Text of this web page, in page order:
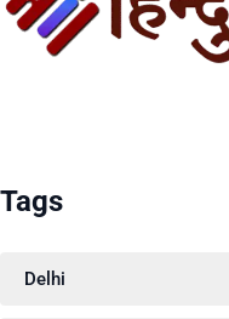
Tags
Delhi